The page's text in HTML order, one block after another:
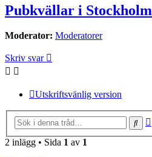
Pubkvällar i Stockholm
Moderator: Moderatorer
Skriv svar
Utskriftsvänlig version
Sök
2 inlägg • Sida 1 av 1